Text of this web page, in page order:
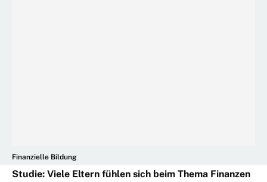
Finanzielle Bildung
Studie: Viele Eltern fühlen sich beim Thema Finanzen